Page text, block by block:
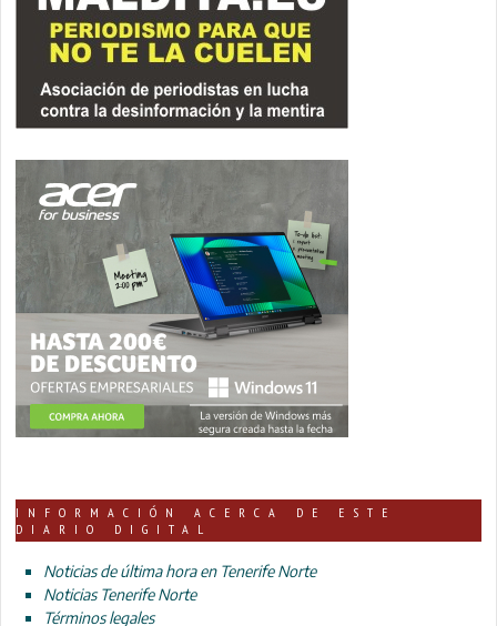
INFORMACIÓN ACERCA DE ESTE
DIARIO DIGITAL
Noticias de última hora en Tenerife Norte
Noticias Tenerife Norte
Términos legales